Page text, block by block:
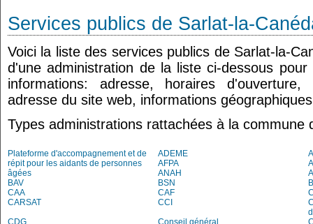
Services publics de Sarlat-la-
Voici la liste des services publics de Sarlat-la-
d'une administration de la liste ci-dessous
informations: adresse, horaires
adresse du site web, informations
Types administrations rattachées à la commune
Plateforme d'accompagnement et de
répit pour les aidants de personnes
âgées
ADEME
AFPA
ANAH
BAV
BSN
CAA
CAF
CARSAT
CCI
CDG
Conseil général